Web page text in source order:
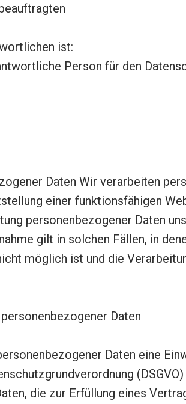
ist:
Person für den
Daten Wir verarbeiten
einer funktionsfähigen
personenbezogener Daten
gilt in solchen Fällen, in
möglich ist und die
Daten
Daten eine
die zur Erfüllung eines